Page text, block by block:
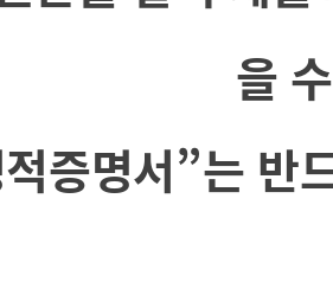
을
증명서”는 반